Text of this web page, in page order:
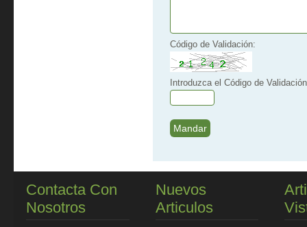
Código de Validación:
Introduzca el Código de
Contacta Con
Nosotros
Nuevos
Articulos